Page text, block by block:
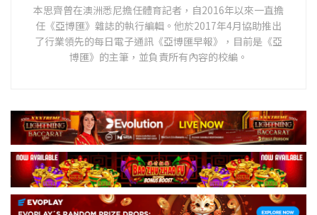
本思齊曾在澳洲悉尼擔任體育記者，自2016年以來一直擔
任《亞博匯》雜誌的執行編輯。他於2017年4月協助推出
了行業領先的每日電子通訊《亞博匯早報》，目前是《亞
博匯》的主筆，並負責所有內容的校編。